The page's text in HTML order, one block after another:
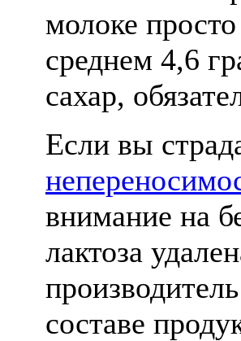
молоке
среднем 4,6
сахар,
Если вы
внимание на
лактоза
составе